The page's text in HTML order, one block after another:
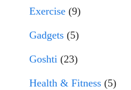
Exercise (9)
Gadgets (5)
Goshti (23)
Health & Fitness (5)